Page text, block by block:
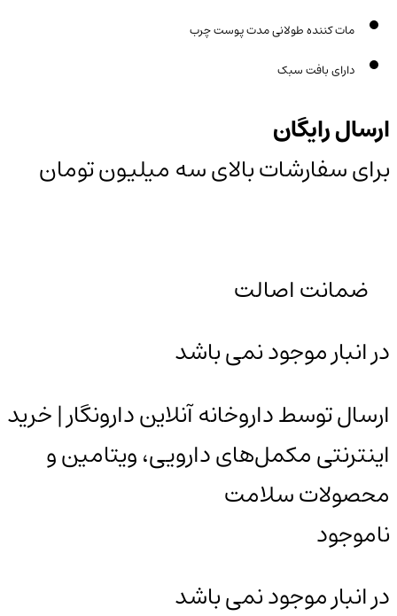
مات کننده طولانی مدت پوست چرب
دارای بافت سبک
ارسال رایگان
برای سفارشات بالای سه میلیون تومان
ضمانت اصالت
در انبار موجود نمی باشد
ارسال توسط داروخانه آنلاین دارونگار | خرید
اینترنتی مکمل‌های دارویی، ویتامین و
محصولات سلامت
ناموجود
در انبار موجود نمی باشد